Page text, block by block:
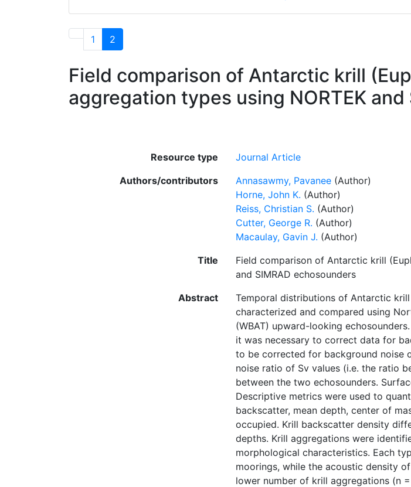
1 2
Field comparison of Antarctic krill
aggregation types using NORTEK
Resource type
Journal Article
Authors/contributors
Annasawmy, Pavanee (Author)
Horne, John K. (Author)
Reiss, Christian S. (Author)
Cutter, George R. (Author)
Macaulay, Gavin J. (Author)
Title
Field comparison of Antarctic krill
and SIMRAD echosounders
Abstract
Temporal distributions of Antarctic
characterized and compared using
(WBAT) upward-looking
it was necessary to correct data for
to be corrected for background noise
noise ratio of Sv values (i.e. the ratio
between the two echosounders.
Descriptive metrics were used to
backscatter, mean depth, center of
occupied. Krill backscatter density
depths. Krill aggregations were
morphological characteristics. Each
moorings, while the acoustic density
lower number of krill aggregations (n